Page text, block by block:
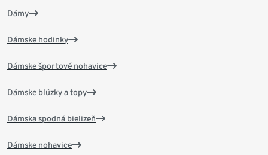
Dámy
Dámske hodinky
Dámske športové nohavice
Dámske blúzky a topy
Dámska spodná bielizeň
Dámske nohavice